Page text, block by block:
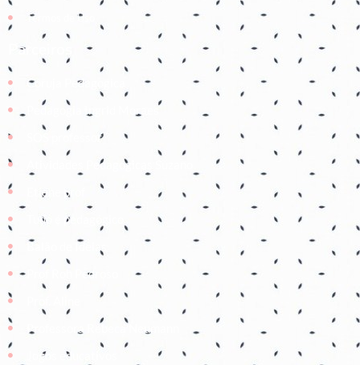
Termos de Uso
Parceiros
Coruja Pedagogica
Pedagogia Ingrid Moraes
SOS professor
Atividades Pedagógicas Suzano
Etiene prof
Tudo é pedagógico
Balão de Ideias
Prof Roh Pedroso
Professora Rebeca Neumann
Jogos educativos